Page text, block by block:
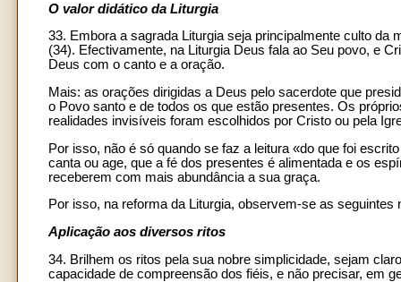
O valor didático da Liturgia
33. Embora a sagrada Liturgia seja principalmente culto da
(34). Efectivamente, na Liturgia Deus fala ao Seu povo, e
Deus com o canto e a oração.
Mais: as orações dirigidas a Deus pelo sacerdote que
o Povo santo e de todos os que estão presentes. Os
realidades invisíveis foram escolhidos por Cristo ou pela
Por isso, não é só quando se faz a leitura «do que foi
canta ou age, que a fé dos presentes é alimentada e os
receberem com mais abundância a sua graça.
Por isso, na reforma da Liturgia, observem-se as seguintes
Aplicação aos diversos ritos
34. Brilhem os ritos pela sua nobre simplicidade, sejam
capacidade de compreensão dos fiéis, e não precisar, em